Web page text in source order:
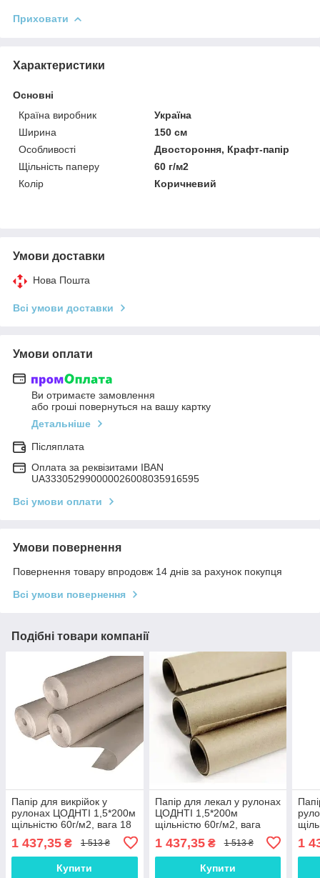
Приховати
Характеристики
Основні
Країна виробник
Україна
Ширина
150 см
Особливості
Двостороння, Крафт-папір
Щільність паперу
60 г/м2
Колір
Коричневий
Умови доставки
Нова Пошта
Всі умови доставки
Умови оплати
Ви отримаєте замовлення
або гроші повернуться на вашу картку
Детальніше
Післяплата
Оплата за реквізитами IBAN
UA333052990000026008035916595
Всі умови оплати
Умови повернення
Повернення товару впродовж 14 днів за рахунок покупця
Всі умови повернення
Подібні товари компанії
Папір для викрійок у
рулонах ЦОДНТІ 1,5*200м
щільністю 60г/м2, вага 18
кг (PС/К-1,5/200-60/18-1)
1 437,35 ₴ 1 513 ₴
Купити
Папір для лекал у рулонах
ЦОДНТІ 1,5*200м
щільністю 60г/м2, вага
18кг (PС/К-1,5/200-60/18-
4)
1 437,35₴ 1 513 ₴
Купити
1